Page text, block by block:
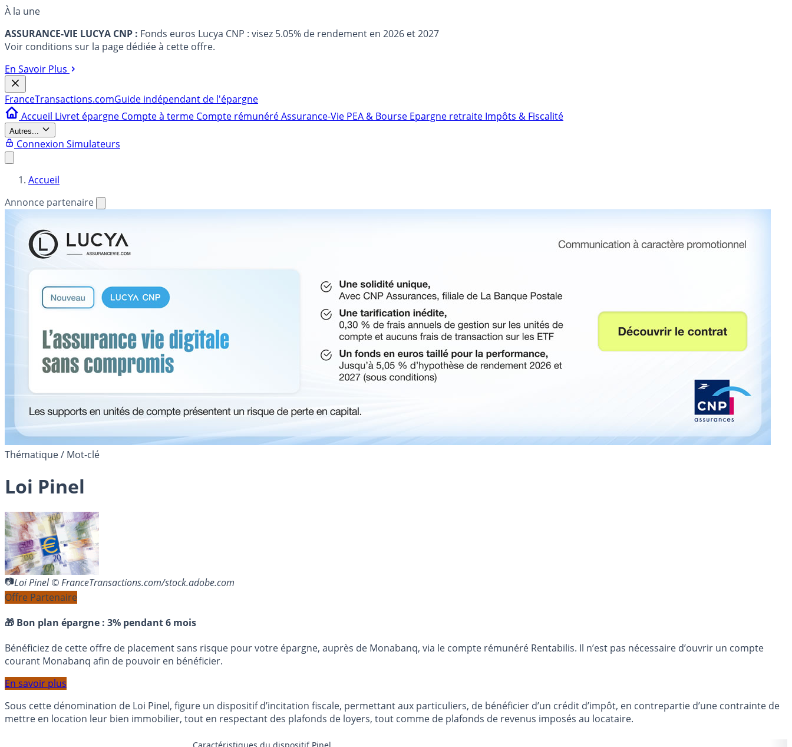
À la une
ASSURANCE-VIE LUCYA CNP : Fonds euros Lucya CNP : visez 5.05% de rendement en 2026 et 2027
Voir conditions sur la page dédiée à cette offre.
En Savoir Plus
FranceTransactions.comGuide indépendant de l'épargne
Accueil Livret épargne Compte à terme Compte rémunéréAssurance-Vie PEA & Bourse Epargne retraite Impôts & Fiscalité
Autres...
Connexion Simulateurs
Accueil
Annonce partenaire
Thématique / Mot-clé
Loi Pinel
Loi Pinel © FranceTransactions.com/stock.adobe.com
Offre Partenaire
🎁 Bon plan épargne : 3% pendant 6 mois
Bénéficiez de cette offre de placement sans risque pour votre épargne, auprès de Monabanq, via le compte rémunéré Rentabilis. Il n’est pas nécessaire d’ouvrir un compte
courant Monabanq afin de pouvoir en bénéficier.
En savoir plus
Sous cette dénomination de Loi Pinel, figure un dispositif d’incitation fiscale, permettant aux particuliers, de bénéficier d’un crédit d’impôt, en contrepartie d’une contrainte de
mettre en location leur bien immobilier, tout en respectant des plafonds de loyers, tout comme de plafonds de revenus imposés au locataire.